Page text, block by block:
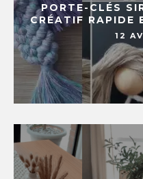
PORTE-CLÉS
CRÉATIF RAPIDE
12